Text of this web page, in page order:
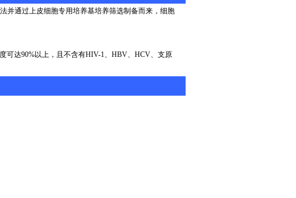
并通过上皮细胞专用培养基培养筛选制备而来，细胞
可达90%以上，且不含有HIV-1、 HBV、 HCV、支原